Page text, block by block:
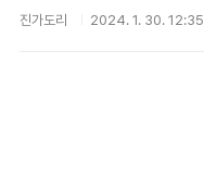
진가도리 2024. 1. 30. 12:35